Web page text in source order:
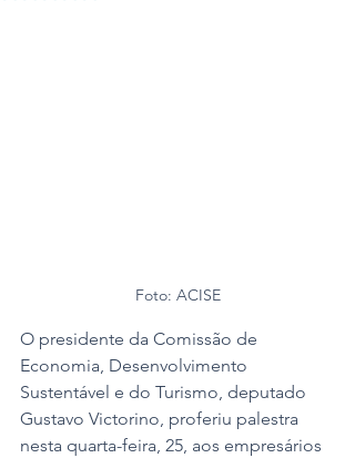
Foto: ACISE
O presidente da Comissão de
Economia, Desenvolvimento
Sustentável e do Turismo, deputado
Gustavo Victorino, proferiu palestra
nesta quarta-feira, 25, aos empresários